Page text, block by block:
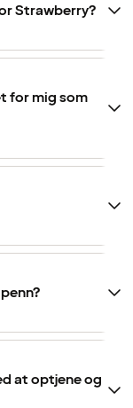
Strawberry?
for mig som
at optjene og